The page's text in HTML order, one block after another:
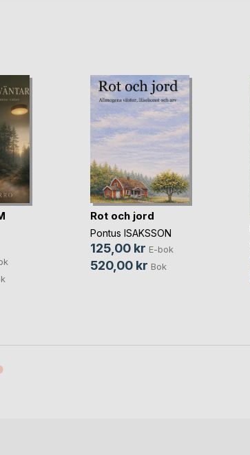
Rot och jord
Pontus ISAKSSON
125,00 kr E-bok
520,00 kr Bok